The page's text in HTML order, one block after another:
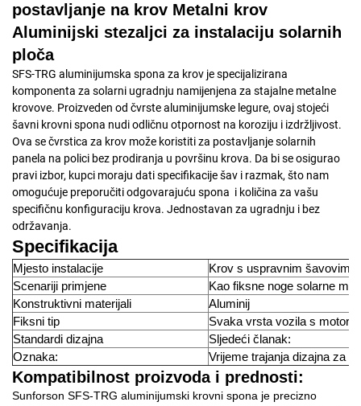
postavljanje na krov Metalni krov
Aluminijski stezaljci za instalaciju solarnih
ploča
SFS-TRG aluminijumska spona za krov je specijalizirana
komponenta za solarni ugradnju namijenjena za stajalne metalne
krovove. Proizveden od čvrste aluminijumske legure, ovaj stojeći
šavni krovni spona nudi odličnu otpornost na koroziju i izdržljivost.
Ova se čvrstica za krov može koristiti za postavljanje solarnih
panela na polici bez prodiranja u površinu krova. Da bi se osigurao
pravi izbor, kupci moraju dati specifikacije šav i razmak, što nam
omogućuje preporučiti odgovarajuću spona i količina za vašu
specifičnu konfiguraciju krova. Jednostavan za ugradnju i bez
održavanja.
Specifikacija
Mjesto instalacije
Krov s uspravnim šavovima
Scenariji primjene
Kao fiksne noge solarne
Konstruktivni materijali
Aluminij
Fiksni tip
Svaka vrsta vozila s
Standardi dizajna
Sljedeći članak:
Oznaka:
Vrijeme trajanja dizajna za
Kompatibilnost proizvoda i prednosti:
Sunforson SFS-TRG aluminijumski krovni spona je precizno